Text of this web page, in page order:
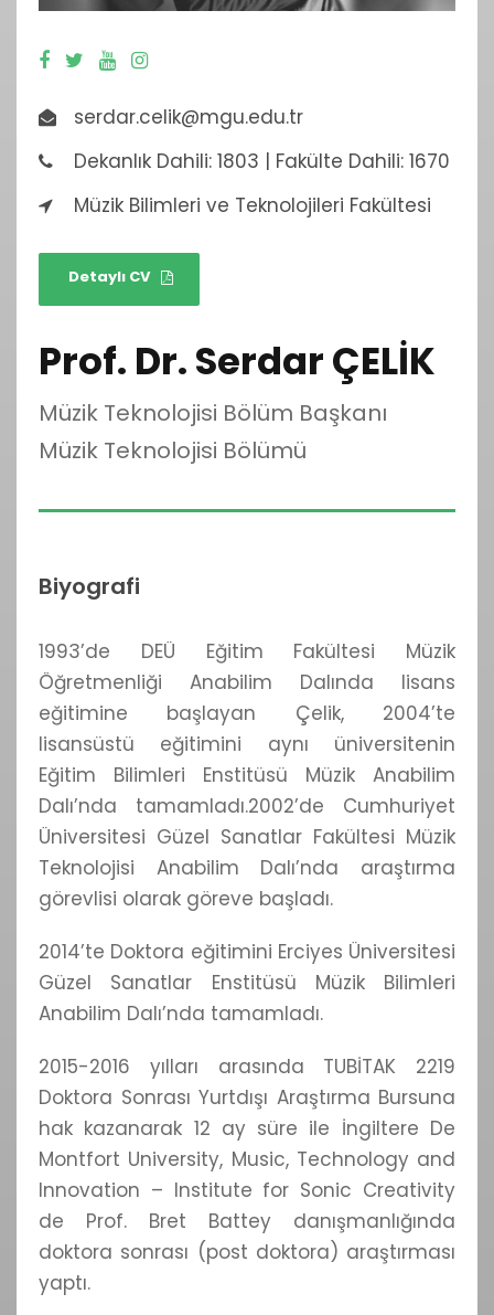
serdar.celik@mgu.edu.tr
Dekanlık Dahili: 1803 | Fakülte Dahili: 1670
Müzik Bilimleri ve Teknolojileri Fakültesi
Detaylı CV
Prof. Dr. Serdar ÇELİK
Müzik Teknolojisi Bölüm Başkanı
Müzik Teknolojisi Bölümü
Biyografi
1993’de DEÜ Eğitim Fakültesi Müzik
Öğretmenliği Anabilim Dalında lisans
eğitimine başlayan Çelik, 2004’te
lisansüstü eğitimini aynı üniversitenin
Eğitim Bilimleri Enstitüsü Müzik Anabilim
Dalı’nda tamamladı.2002’de Cumhuriyet
Üniversitesi Güzel Sanatlar Fakültesi Müzik
Teknolojisi Anabilim Dalı’nda araştırma
görevlisi olarak göreve başladı.
2014’te Doktora eğitimini Erciyes Üniversitesi
Güzel Sanatlar Enstitüsü Müzik Bilimleri
Anabilim Dalı’nda tamamladı.
2015-2016 yılları arasında TUBİTAK 2219
Doktora Sonrası Yurtdışı Araştırma Bursuna
hak kazanarak 12 ay süre ile İngiltere De
Montfort University, Music, Technology and
Innovation – Institute for Sonic Creativity
de Prof. Bret Battey danışmanlığında
doktora sonrası (post doktora) araştırması
yaptı.